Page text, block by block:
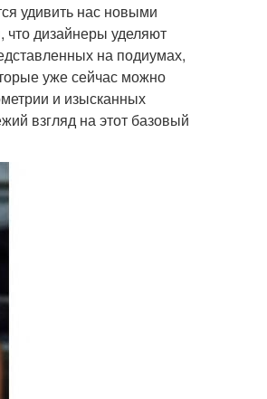
удивить нас новыми
дизайнеры уделяют
на подиумах,
уже сейчас можно
и изысканных
взгляд на этот базовый